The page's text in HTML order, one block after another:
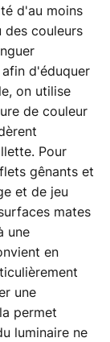
d'au moins
des couleurs
d'éduquer
on utilise
de couleur
Pour
gênants et
et de jeu
mates
une
en
une
permet
luminaire ne